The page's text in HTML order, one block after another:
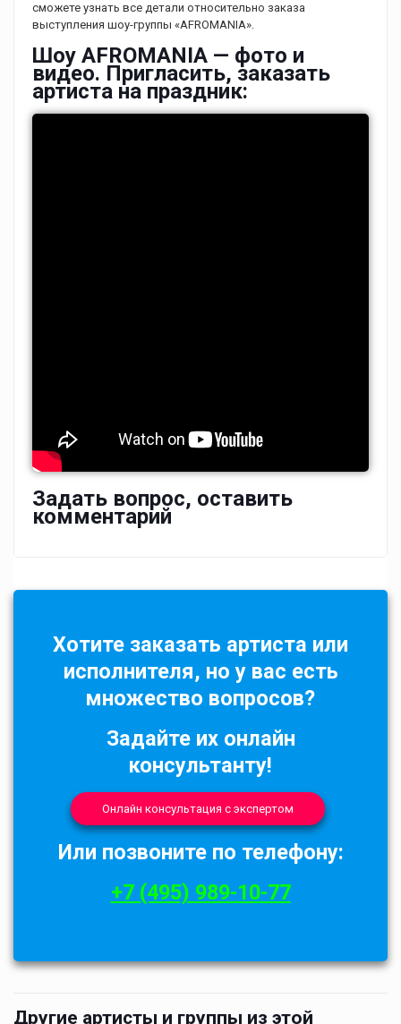
сможете узнать все детали относительно заказа
выступления шоу-группы «AFROMANIA».
Шоу AFROMANIA — фото и
видео. Пригласить, заказать
артиста на праздник:
Задать вопрос, оставить
комментарий
Хотите заказать артиста или
исполнителя, но у вас есть
множество вопросов?
Задайте их онлайн
консультанту!
Онлайн консультация с экспертом
Или позвоните по телефону:
+7 (495) 989-10-77
Другие артисты и группы из этой